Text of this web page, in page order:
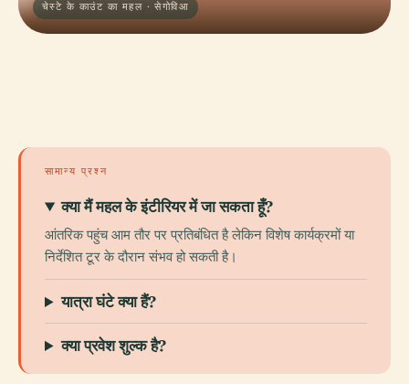
चेस्टे के काउंट का महल · सेगोविआ
सामान्य प्रश्न
क्या मैं महल के इंटीरियर में जा सकता हूँ?
आंतरिक पहुंच आम तौर पर प्रतिबंधित है लेकिन विशेष कार्यक्रमों या
निर्देशित टूर के दौरान संभव हो सकती है।
यात्रा घंटे क्या हैं?
क्या प्रवेश शुल्क है?